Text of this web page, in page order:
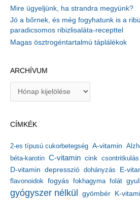
Mire ügyeljünk, ha strandra megyünk?
Jó a bőrnek, és még fogyhatunk is a
paradicsomos ribizlisaláta-recepttel
Magas ösztrogéntartalmú táplálékok
ARCHÍVUM
í
u
m
CÍMKÉK
2-es típusú cukorbetegség A-vitamin
béta-karotin C-vitamin cink csontritkulás
D-vitamin depresszió dohányzás E-
flavonoidok fogyás fokhagyma folát
gyógyszer nélkül gyömbér K-